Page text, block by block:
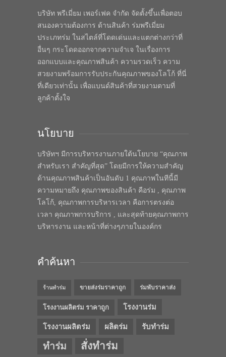
บริษัท พรีเมี่ยม เพอร์เฟค จำกัด จัดตั้งขึ้นเพื่อตอบ
สนองความต้องการ ด้านสินค้า ร่มพรีเมี่ยม
ประเภทร่ม ในสไตล์ที่โดดเด่นและแตกต่างกว่าที่
อื่นๆ กระโดดออกจากความจำเจ ในเรื่องการ
ออกแบบและคุณภาพสินค้า ความรวดเร็ว ความ
สวยงามพร้อมการรับประกันคุณภาพของโลโก้ ที่นี่
ที่เดียวเท่านั้น เพื่อแบนด์สินค้าที่สวยงามตามที่
ลูกค้าตั้งใจ
นโยบาย
บริษัทฯ มีการบริหารงานภายใต้นโยบาย “คุณภาพ
สำหรับเรา สำคัญที่สุด” โดยมีการให้ความสำคัญ
ด้านคุณภาพสินค้าเป็นอันดับ 1 คุณภาพในทีนี้มี
ความหมายถึง คุณภาพของสินค้า คือร่ม , คุณภาพ
โลโก้, คุณภาพการบริหารเวลา คือการตรงต่อ
เวลา คุณภาพการบริการ , และสุดท้ายคุณภาพการ
บริหารงาน และหน้าที่ต่างๆภายในองค์กร
คำค้นหา
ร้านทำร่ม ขายส่งร่มราคาถูก ร่มพับราคาส่ง
โรงงานผลิตร่ม ราคาถูก โรงงานร่ม
โรงงานผลิตร่ม ผลิตร่ม รับทำร่ม
ทำร่ม สั่งทำร่ม